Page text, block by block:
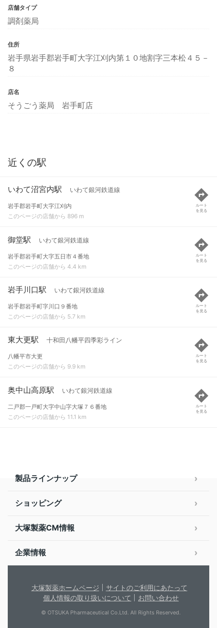
店舗タイプ
調剤薬局
住所
岩手県岩手郡岩手町大字江刈内第１０地割字三本松４５－
８
店名
そうごう薬局 岩手町店
近くの駅
いわて沼宮内駅 いわて銀河鉄道線
岩手郡岩手町大字江刈内
このページの店舗から 896 m
ルート
を見る
御堂駅 いわて銀河鉄道線
岩手郡岩手町大字五日市４番地
このページの店舗から 4.4 km
ルート
を見る
岩手川口駅 いわて銀河鉄道線
岩手郡岩手町字川口９番地
このページの店舗から 5.7 km
ルート
を見る
東大更駅 十和田八幡平四季彩ライン
八幡平市大更
このページの店舗から 9.9 km
ルート
を見る
奥中山高原駅 いわて銀河鉄道線
二戸郡一戸町大字中山字大塚７６番地
このページの店舗から 11.1 km
ルート
を見る
製品ラインナップ
ショッピング
大塚製薬CM情報
企業情報
大塚製薬ホームページ
サイトのご利用にあたって
個人情報の取り扱いについて
お問い合わせ
© OTSUKA Pharmaceutical Co.Ltd. All Rights Reserved.